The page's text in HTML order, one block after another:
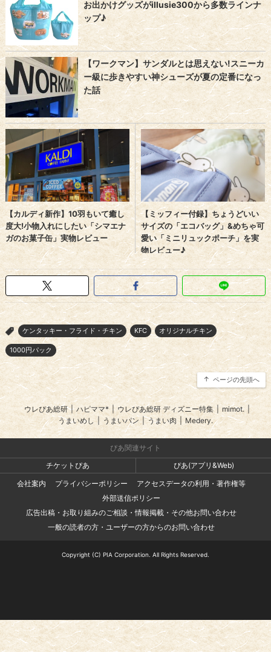
> ケンタッキー・フライド・チキン KFC オリジナルチキン
1000円パック
ページの先頭へ
ウレぴあ総研 | ハピママ* | ウレぴあ総研 ディズニー特集 mimot.
うまいめし
うまいパン うまい肉 Medery.
ぴあ関連サイト
チケットぴあ
ぴあ(アプリ&Web)
会社案内
プライバシーポリシー
アクセスデータの利用・著作権等
外部送信ポリシー
広告出稿・お取り組みのご相談・情報掲載・その他お問い合わせ
一般の読者の方・ユーザーの方からのお問い合わせ
Copyright (C) PIA Corporation. All Rights Reserved.